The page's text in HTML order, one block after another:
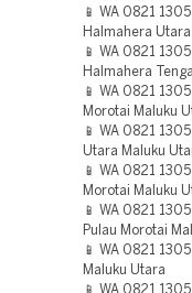
📱 WA 0821
Halmahera
📱 WA 0821
Halmahera
📱 WA 0821
Morotai Maluku
📱 WA 0821
Utara Maluku
📱 WA 0821
Morotai Maluku
📱 WA 0821
Pulau Morotai
📱 WA 0821
Maluku Utara
📱 WA 0821